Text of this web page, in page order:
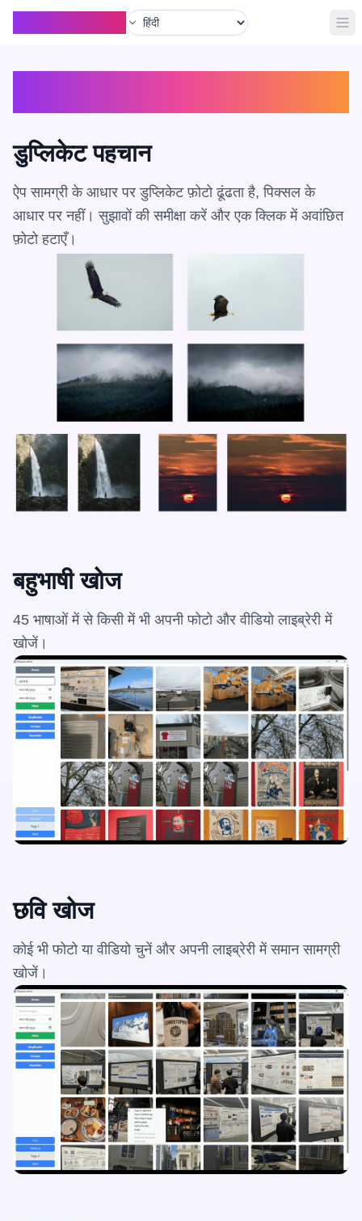
भाषा
डुप्लिकेट पहचान
ऐप सामग्री के आधार पर डुप्लिकेट फ़ोटो ढूंढता है, पिक्सल के
आधार पर नहीं। सुझावों की समीक्षा करें और एक क्लिक में अवांछित
फ़ोटो हटाएँ।
बहुभाषी खोज
45 भाषाओं में से किसी में भी अपनी फोटो और वीडियो लाइब्रेरी में
खोजें।
छवि खोज
कोई भी फोटो या वीडियो चुनें और अपनी लाइब्रेरी में समान सामग्री
खोजें।